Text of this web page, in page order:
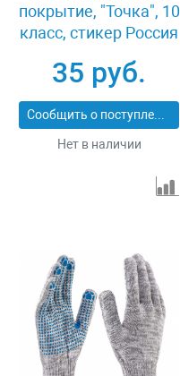
покрытие, "Точка", 10
класс, стикер Россия
35 руб.
Сообщить о поступлении
Нет в наличии